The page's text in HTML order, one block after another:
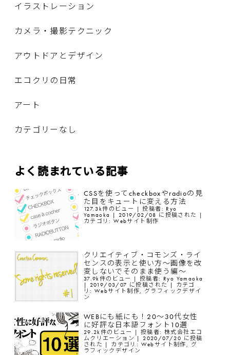
イラストレーション
カメラ・撮影テクニック
アウトドアとデザイン
エコクリの日常
アート
カテゴリーなし
よく読まれている記事
CSSを使ってcheckboxやradioの見
た目をキュートに変える方法
127.3k件のビュー |投稿者: Ryo
Yamaoka
| 2019/02/08 に投稿された
|
カテゴリ:Webサイト制作
クリエイティブ・コモンズ・ライ
センスの表示と使い方〜画像を改
変しないでそのまま使う編〜
37.9k件のビュー | 投稿者: Ryo Yamaoka
| 2019/03/07 に投稿された |
カテゴ
リ: Webサイト制作, グラフィックデザイ
ン
WEBにも紙にも！20〜30代女性
に好評な日本語フォント10選
29.2k件のビュー | 投稿者: 株式会社エコ
ムクリエーション |2020/07/20 に投稿
された | カテゴリ: Webサイト制作 , グ
ラフィックデザイン